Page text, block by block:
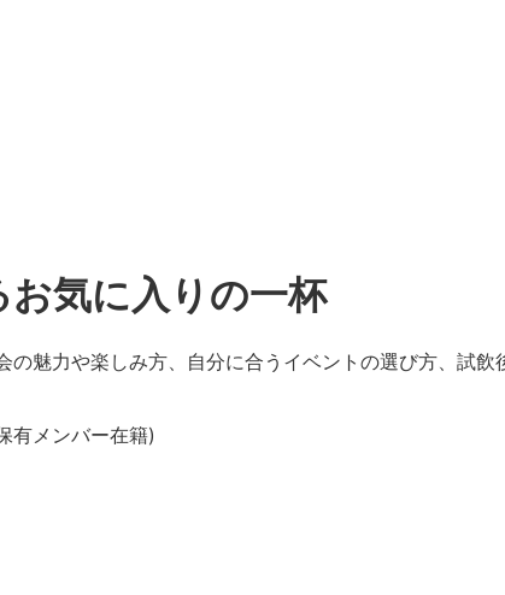
気に入りの一杯
魅力や楽しみ方、自分に合うイベントの選び方、試
有メンバー在籍)